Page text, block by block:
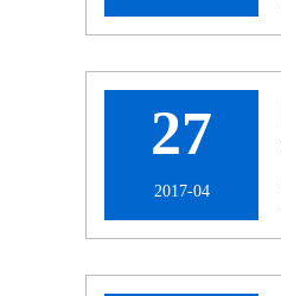
27
2017-04